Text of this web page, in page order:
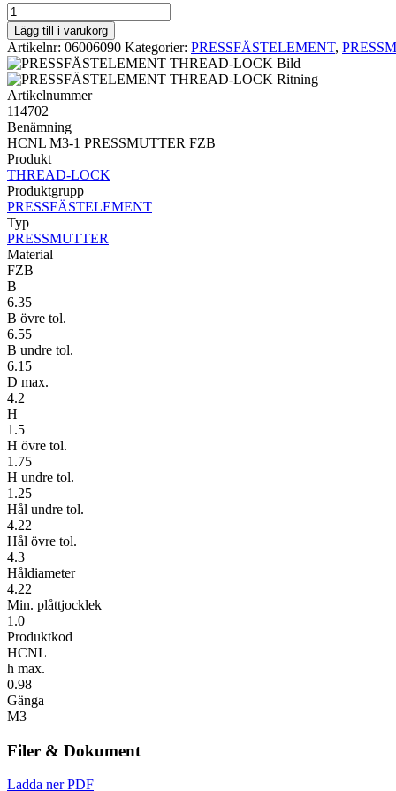
PRESSMUTTER
THREAD-
LOCK
HCNL
M3-
1
PRESSMUTTER
FZB
mängd
Lägg till i varukorg
Artikelnr: 06006090 Kategorier: PRESSFÄSTELEMENT,
Artikelnummer
114702
Benämning
HCNL M3-1 PRESSMUTTER FZB
Produkt
THREAD-LOCK
Produktgrupp
PRESSFÄSTELEMENT
Typ
PRESSMUTTER
Material
FZB
B
6.35
B övre tol.
6.55
B undre tol.
6.15
D max.
4.2
H
1.5
H övre tol.
1.75
H undre tol.
1.25
Hål undre tol.
4.22
Hål övre tol.
4.3
Håldiameter
4.22
Min. plåttjocklek
1.0
Produktkod
HCNL
h max.
0.98
Gänga
M3
Filer & Dokument
Ladda ner PDF